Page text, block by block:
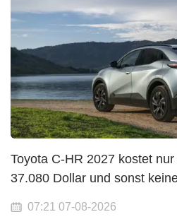
Toyota C-HR 2027 kostet
37.080 Dollar und sonst
07:21 07-08-2026